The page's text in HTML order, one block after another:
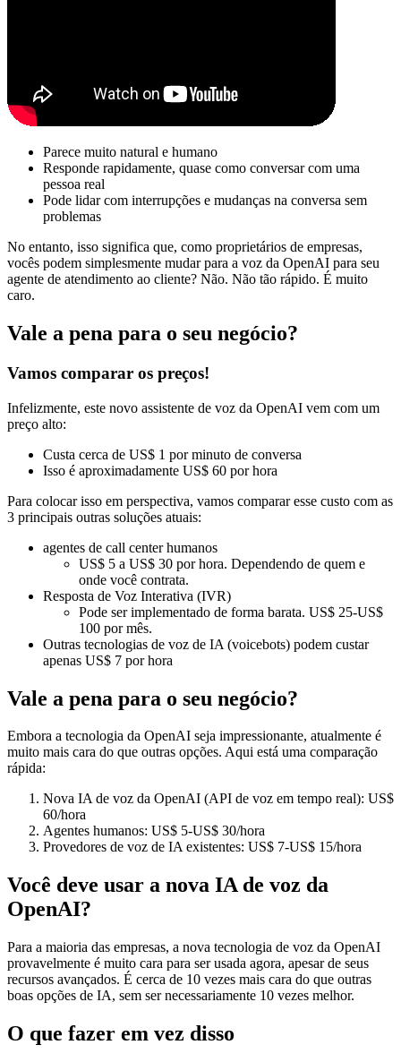
Parece muito natural e humano
Responde rapidamente, quase como conversar com uma
pessoa real
Pode lidar com interrupções e mudanças na conversa sem
problemas
No entanto, isso significa que, como proprietários de empresas,
vocês podem simplesmente mudar para a voz da OpenAI para seu
agente de atendimento ao cliente? Não. Não tão rápido. É muito
caro.
Vale a pena para o seu negócio?
Vamos comparar os preços!
Infelizmente, este novo assistente de voz da OpenAI vem com um
preço alto:
Custa cerca de US$ 1 por minuto de conversa
Isso é aproximadamente US$ 60 por hora
Para colocar isso em perspectiva, vamos comparar esse custo com as
3 principais outras soluções atuais:
agentes de call center humanos
US$ 5 a US$ 30 por hora. Dependendo de quem e
onde você contrata.
Resposta de Voz Interativa (IVR)
Pode ser implementado de forma barata. US$ 25-US$
100 por mês.
Outras tecnologias de voz de IA (voicebots) podem custar
apenas US$ 7 por hora
Vale a pena para o seu negócio?
Embora a tecnologia da OpenAI seja impressionante, atualmente é
muito mais cara do que outras opções. Aqui está uma comparação
rápida:
Nova IA de voz da OpenAI (API de voz em tempo real): US$
60/hora
Agentes humanos: US$ 5-US$ 30/hora
Provedores de voz de IA existentes: US$ 7-US$ 15/hora
Você deve usar a nova IA de voz da
OpenAI?
Para a maioria das empresas, a nova tecnologia de voz da OpenAI
provavelmente é muito cara para ser usada agora, apesar de seus
recursos avançados. É cerca de 10 vezes mais cara do que outras
boas opções de IA, sem ser necessariamente 10 vezes melhor.
O que fazer em vez disso